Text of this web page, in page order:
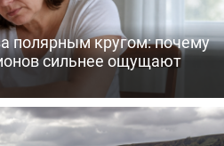
полярным кругом: почему
сильнее ощущают